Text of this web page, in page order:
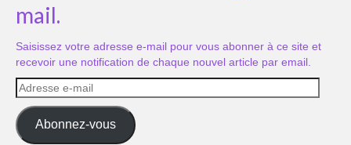
mail.
Saisissez votre adresse e-mail pour vous abonner à ce site et
recevoir une notification de chaque nouvel article par email.
Adresse
e-
mail
Abonnez-vous